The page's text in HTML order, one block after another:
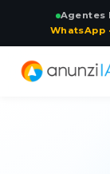
Agentes
WhatsApp